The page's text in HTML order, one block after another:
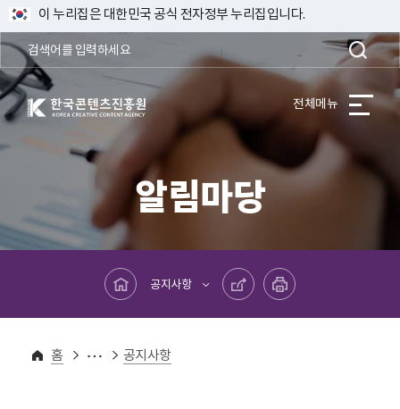
이 누리집은 대한민국 공식 전자정부 누리집입니다.
한국콘텐츠진흥원 KOREA CREATIVE CONTENT AGENCY 전체메뉴
알림마당
메인페이지로 바로가기
공지사항
공유하기 프린트하기
홈
알림마당 공지사항